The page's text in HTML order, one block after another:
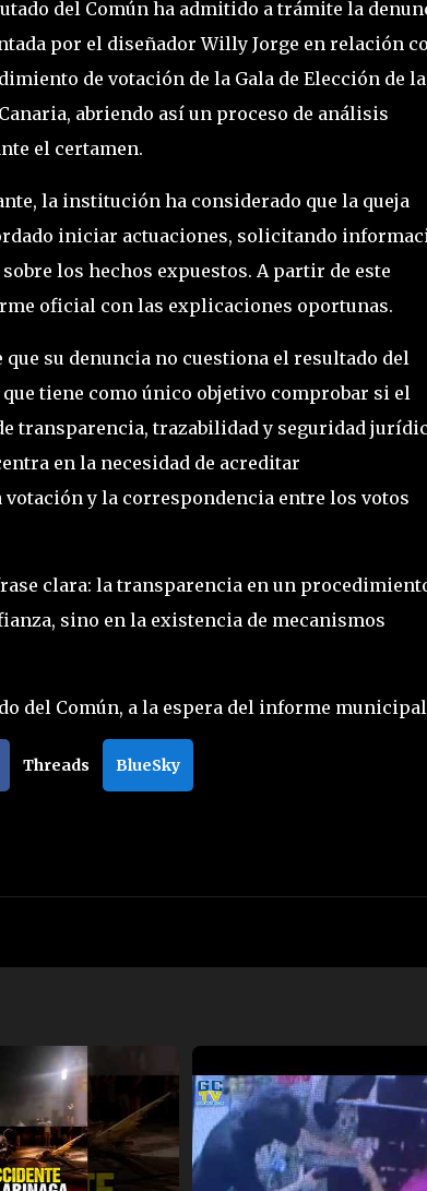
del Común ha admitido a trámite la
por el diseñador Willy Jorge en relación
de votación de la Gala de Elección de la
abriendo así un proceso de análisis
el certamen.
la institución ha considerado que la queja
iniciar actuaciones, solicitando
los hechos expuestos. A partir de este
oficial con las explicaciones oportunas.
su denuncia no cuestiona el resultado del
tiene como único objetivo comprobar si el
transparencia, trazabilidad y seguridad
en la necesidad de acreditar
y la correspondencia entre los votos
clara: la transparencia en un
sino en la existencia de mecanismos
del Común, a la espera del informe
Threads BlueSky